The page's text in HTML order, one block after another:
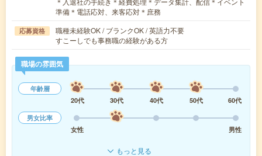
準備＊電話応対、来客応対＊庶務
応募資格
職種未経験OK / ブランクOK / 英語力不要
すこーしでも事務職の経験がある方
職場の雰囲気
年齢層
20代
30代 40代 50代
60代
男女比率
女性
男性
もっと見る